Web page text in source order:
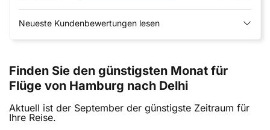
Neueste Kundenbewertungen lesen
Finden Sie den günstigsten Monat für
Flüge von Hamburg nach Delhi
Aktuell ist der September der günstigste Zeitraum für
Ihre Reise.